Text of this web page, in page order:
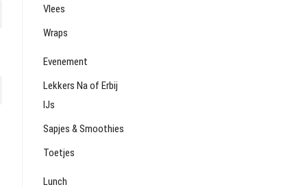
Vlees
Wraps
Evenement
Lekkers Na of Erbij
IJs
Sapjes & Smoothies
Toetjes
Lunch